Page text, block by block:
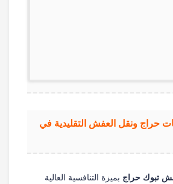
حراج ونقل العفش التقليدية في
تبوك حراج بميزة التنافسية العالية